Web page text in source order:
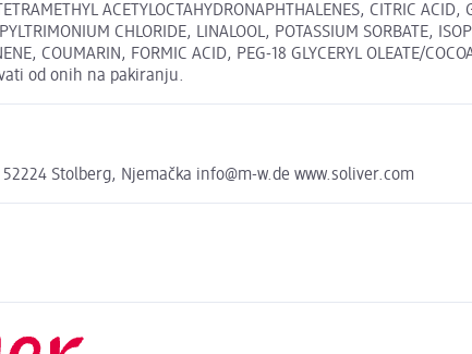
ACETYLOCTAHYDRONAPHTHALENES, CITRIC
CHLORIDE, LINALOOL, POTASSIUM SORBATE,
COUMARIN, FORMIC ACID, PEG-18 GLYCERYL OLEATE/
od onih na pakiranju.
52224 Stolberg, Njemačka info@m-w.de www.soliver.com